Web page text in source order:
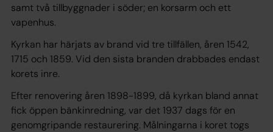
samt två tillbyggnader i söder; en korsarm och ett
vapenhus.
Kyrkan har härjats av brand vid tre tillfällen, åren 1542,
1715 och 1859. Vid den sista branden drabbades endast
korets inre.
Efter renovering åren 1898-1899, då kyrkan bland annat
fick öppen bänkinredning, var det 1937 dags för en
genomgripande restaurering. Målningarna i koret togs